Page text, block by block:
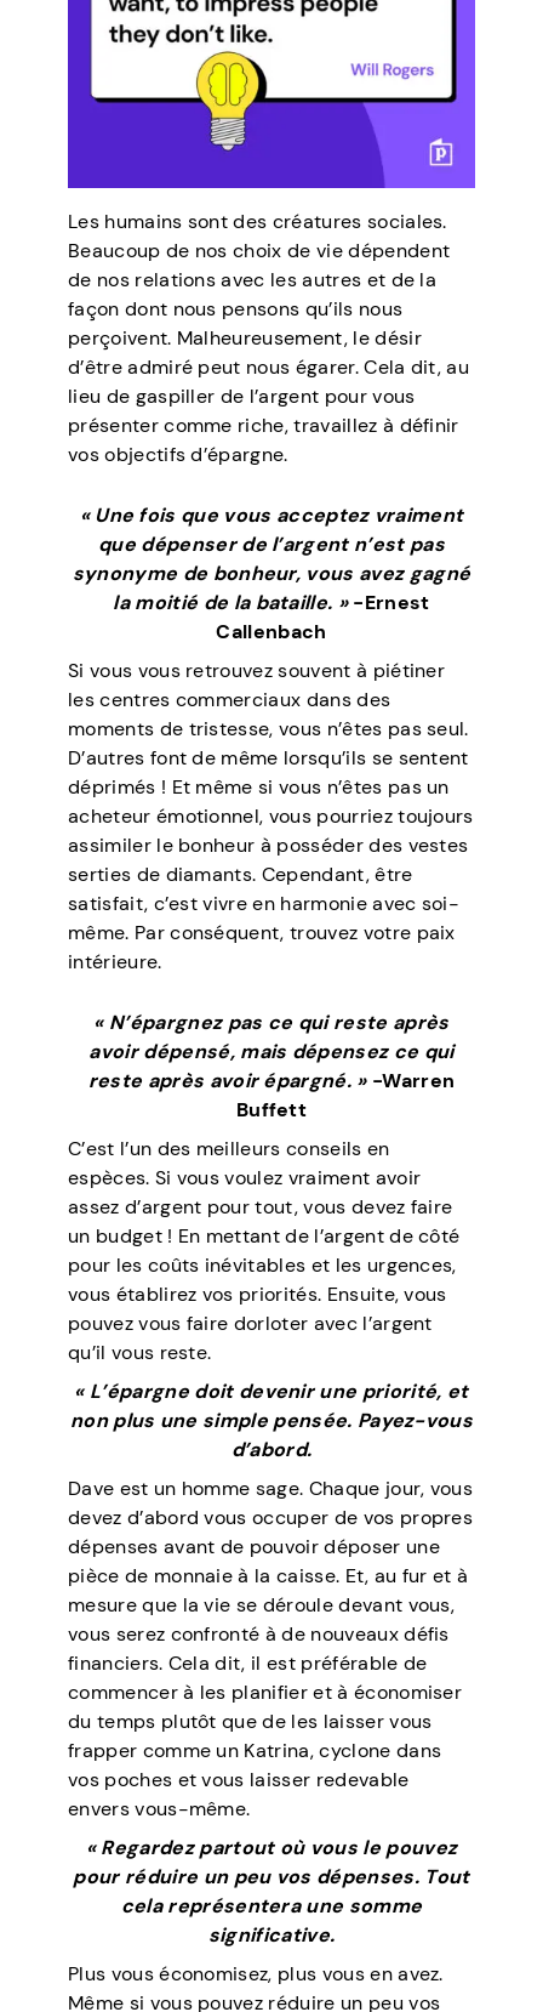
Les humains sont des créatures sociales.
Beaucoup de nos choix de vie dépendent
de nos relations avec les autres et de la
façon dont nous pensons qu’ils nous
perçoivent. Malheureusement, le désir
d’être admiré peut nous égarer. Cela dit, au
lieu de gaspiller de l’argent pour vous
présenter comme riche, travaillez à définir
vos objectifs d’épargne.
« Une fois que vous acceptez vraiment
que dépenser de l’argent n’est pas
synonyme de bonheur, vous avez gagné
la moitié de la bataille. »-Ernest
Callenbach
Si vous vous retrouvez souvent à piétiner
les centres commerciaux dans des
moments de tristesse, vous n’êtes pas seul.
D’autres font de même lorsqu’ils se sentent
déprimés ! Et même si vous n’êtes pas un
acheteur émotionnel, vous pourriez toujours
assimiler le bonheur à posséder des vestes
serties de diamants. Cependant, être
satisfait, c’est vivre en harmonie avec soi-
même. Par conséquent, trouvez votre paix
intérieure.
« N’épargnez pas ce qui reste après
avoir dépensé, mais dépensez ce qui
reste après avoir épargné. »-Warren
Buffett
C’est l’un des meilleurs conseils en
espèces. Si vous voulez vraiment avoir
assez d’argent pour tout, vous devez faire
un budget ! En mettant de l’argent de côté
pour les coûts inévitables et les urgences,
vous établirez vos priorités. Ensuite, vous
pouvez vous faire dorloter avec l’argent
qu’il vous reste.
« L’épargne doit devenir une priorité, et
non plus une simple pensée. Payez-vous
d’abord.
Dave est un homme sage. Chaque jour, vous
devez d’abord vous occuper de vos propres
dépenses avant de pouvoir déposer une
pièce de monnaie à la caisse. Et, au fur et à
mesure que la vie se déroule devant vous,
vous serez confronté à de nouveaux défis
financiers. Cela dit, il est préférable de
commencer à les planifier et à économiser
du temps plutôt que de les laisser vous
frapper comme un Katrina, cyclone dans
vos poches et vous laisser redevable
envers vous-même.
« Regardez partout où vous le pouvez
pour réduire un peu vos dépenses. Tout
cela représentera une somme
significative.
Plus vous économisez, plus vous en avez.
Même si vous pouvez réduire un peu vos